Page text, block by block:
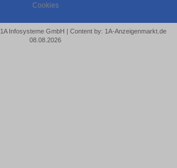
Cookies
Infosysteme GmbH | Content by: 1A-Anzeigenmarkt.de
08.08.2026